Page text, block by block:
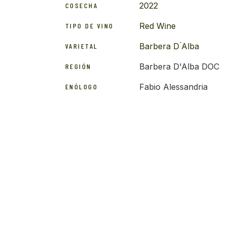
COSECHA 2022
TIPO DE VINO Red Wine
VARIETAL Barbera D ́Alba
REGIÓN Barbera D'Alba DOC
ENÓLOGO Fabio Alessandria